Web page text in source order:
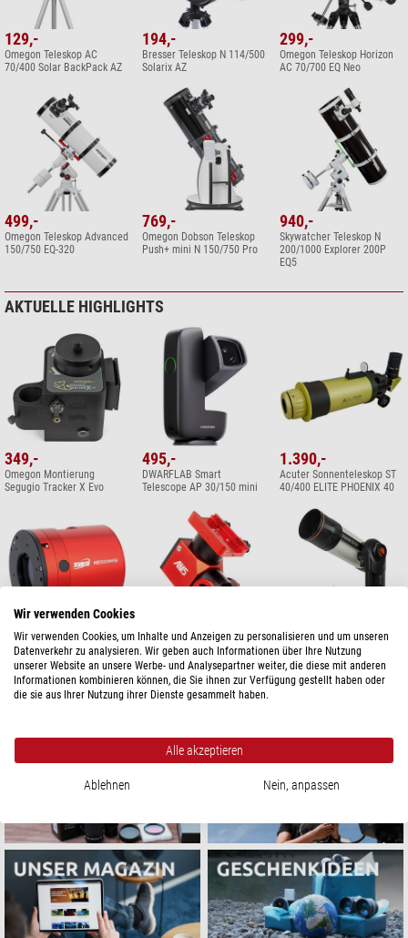
129,-
Omegon Teleskop AC
70/400 Solar BackPack AZ
194,-
Bresser Teleskop N 114/500
Solarix AZ
299,-
Omegon Teleskop Horizon
AC 70/700 EQ Neo
499,-
Omegon Teleskop Advanced
150/750 EQ-320
769,-
Omegon Dobson Teleskop
Push+ mini N 150/750 Pro
940,-
Skywatcher Teleskop N
200/1000 Explorer 200P
EQ5
AKTUELLE HIGHLIGHTS
349,-
Omegon Montierung
Segugio Tracker X Evo
495,-
DWARFLAB Smart
Telescope AP 30/150 mini
1.390,-
Acuter Sonnenteleskop ST
40/400 ELITE PHOENIX 40
1.860,-
ZWO Kamera ASI 2600 MC
Pro Color
2.660,-
ZWO Montierung AM5N
Harmonic Equatorial
6.400,-
Celestron Smart Telescope
S 152/335 Origin Intelligent
Home Observatory Mark II
Wir verwenden Cookies
Wir verwenden Cookies, um Inhalte und Anzeigen zu personalisieren und um unseren
Datenverkehr zu analysieren. Wir geben auch Informationen über Ihre Nutzung
unserer Website an unsere Werbe- und Analysepartner weiter, die diese mit anderen
Informationen kombinieren können, die Sie ihnen zur Verfügung gestellt haben oder
die sie aus Ihrer Nutzung ihrer Dienste gesammelt haben.
Alle akzeptieren
Ablehnen Nein, anpassen